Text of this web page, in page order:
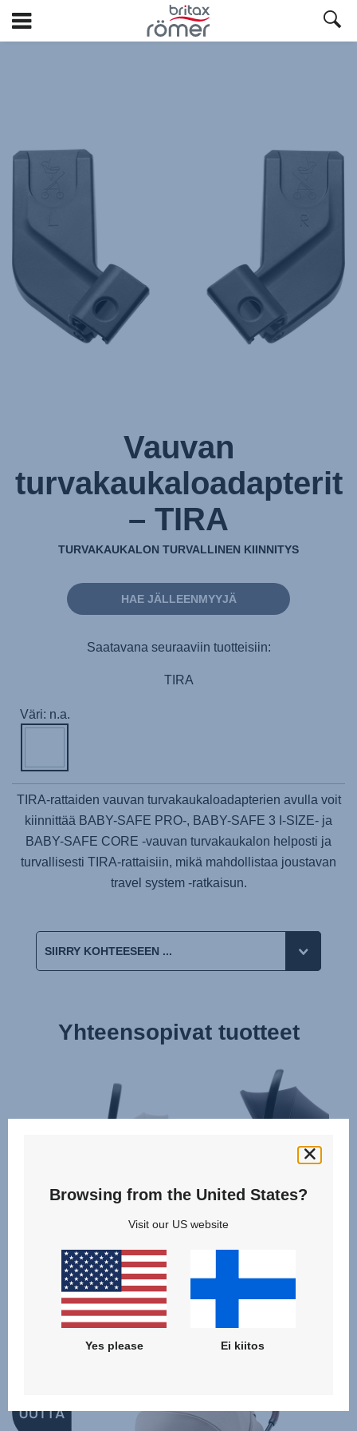
Siirry
Vauvan
turvakaukaloadapterit
– TIRA
TURVAKAUKALON TURVALLINEN KIINNITYS
HAE JÄLLEENMYYJÄ
Saatavana seuraaviin tuotteisiin:
TIRA
Väri: n.a.
TIRA-rattaiden vauvan turvakaukaloadapterien avulla voit
kiinnittää BABY-SAFE PRO-, BABY-SAFE 3 I-SIZE- ja
BABY-SAFE CORE -vauvan turvakaukalon helposti ja
turvallisesti TIRA-rattaisiin, mikä mahdollistaa joustavan
travel system -ratkaisun.
Yhteensopivat tuotteet
BABY-SAFE PRO BABY-SAFE CORE
Samankaltaiset tuotteet
Browsing from the United States?
Visit our US website
Yes please Ei kiitos